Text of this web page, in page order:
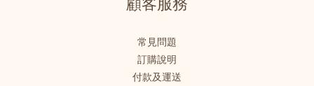
常見問題
訂購說明
付款及運送